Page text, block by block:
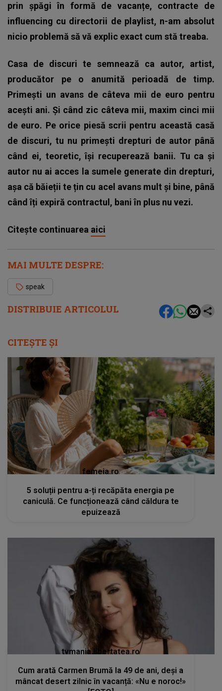
DISTRIBUIE ARTICOLUL
prin șpăgi în formă de vacanțe, contracte de
influencing cu directorii de playlist, n-am absolut
nicio problemă să vă explic exact cum stă treaba.
Casa de discuri te semnează ca autor, artist,
producător pe o anumită perioadă de timp.
Primești un avans de câteva mii de euro pentru
acești ani. Și când zic câteva mii, maxim cinci mii
de euro. Pe orice piesă scrii pentru această casă
de discuri, tu nu primești drepturi de autor până
când ei, teoretic, își recuperează banii. Tu ca și
autor nu ai acces la sumele generate din drepturi,
așa că băieții te țin cu acel avans mult și bine, până
când îți expiră contractul, bani în plus nu vezi.
Citește continuarea aici
MAI MULTE DESPRE:
speak
CITEȘTE ȘI
femeia.ro
5 soluții pentru a-ți recăpăta energia pe
caniculă. Ce funcționează când căldura te
epuizează
tvmania.libertatea.ro
Cum arată Carmen Brumă la 49 de ani, deși a
mâncat desert zilnic în vacanță: «Nu e noroc!»